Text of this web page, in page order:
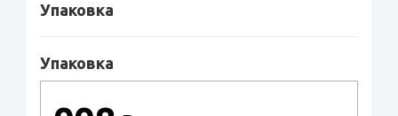
Упаковка
Упаковка